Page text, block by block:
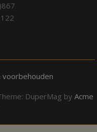
DuperMag by Acme